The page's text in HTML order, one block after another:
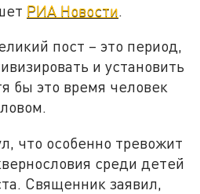
РИА Новости.
пост – это период,
и установить
бы это время человек
что особенно тревожит
среди детей
Священник заявил,